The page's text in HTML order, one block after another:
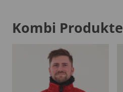
Kombi Produkte